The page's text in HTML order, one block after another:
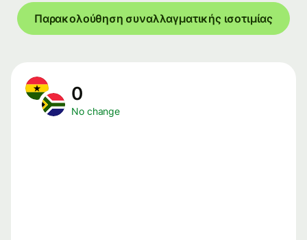
Παρακολούθηση συναλλαγματικής ισοτιμίας
0
No change